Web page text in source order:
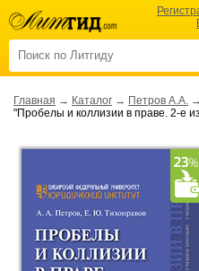
Главная → Каталог → Петров А.А. →
"Пробелы и коллизии в праве. 2-е